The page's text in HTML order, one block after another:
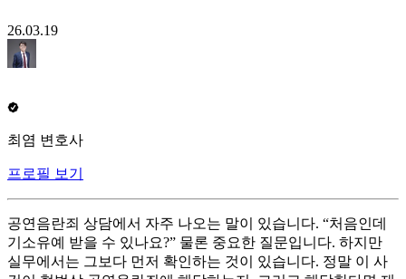
26.03.19
최염 변호사
프로필 보기
공연음란죄 상담에서 자주 나오는 말이 있습니다. “처음인데
기소유예 받을 수 있나요?” 물론 중요한 질문입니다. 하지만
실무에서는 그보다 먼저 확인하는 것이 있습니다. 정말 이 사